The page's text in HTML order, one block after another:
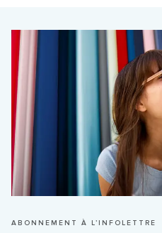
ABONNEMENT À L’INFOLETTRE